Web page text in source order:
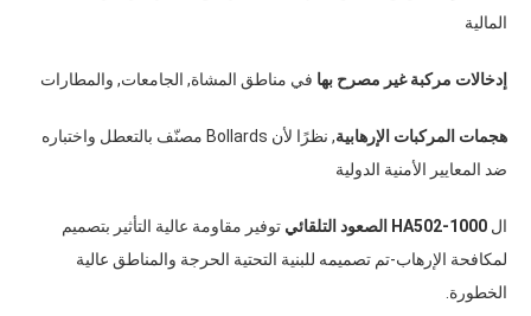
المالية
إدخالات مركبة غير مصرح بها في مناطق المشاة, الجامعات, والمطارات
هجمات المركبات الإرهابية,
نظرًا لأن Bollards مصنّف بالتعطل واختباره
ضد المعايير الأمنية الدولية
ال HA502-1000 الصعود التلقائي
توفير مقاومة عالية التأثير بتصميم
لمكافحة الإرهاب-تم تصميمه للبنية التحتية الحرجة والمناطق عالية
الخطورة